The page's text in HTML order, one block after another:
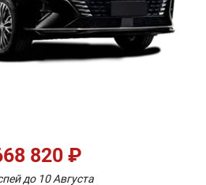
до 10 Августа
820 ₽